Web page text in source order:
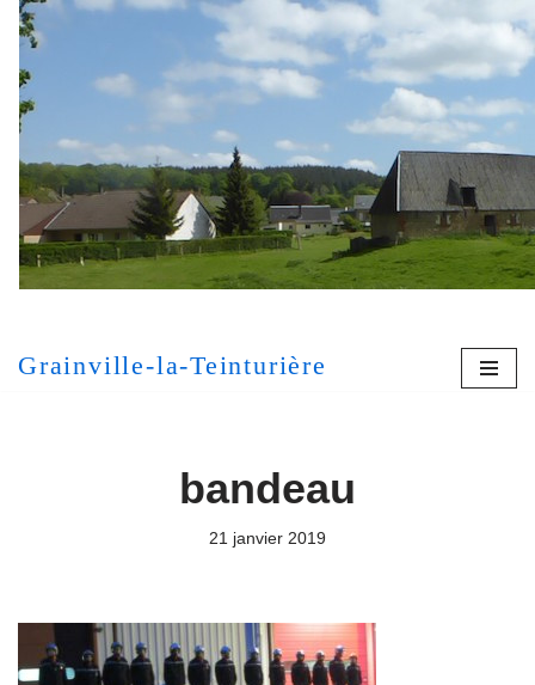
Aller
au
contenu
Grainville-la-Teinturière
bandeau
21 janvier 2019